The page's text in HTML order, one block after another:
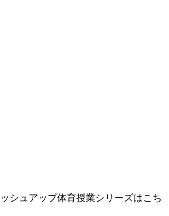
シュアップ体育授業シリーズはこち